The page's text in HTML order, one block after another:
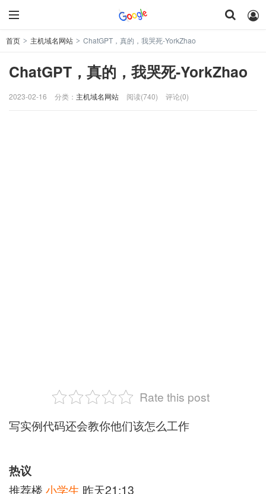
首页 > 主机域名网站 > ChatGPT，真的，我哭死-YorkZhao
ChatGPT，真的，我哭死-YorkZhao
2023-02-16 分类： 主机域名网站 阅读(740) 评论(0)
Rate this post
写实例代码还会教你他们该怎么工作
热议
推荐楼 小学生 昨天21:13